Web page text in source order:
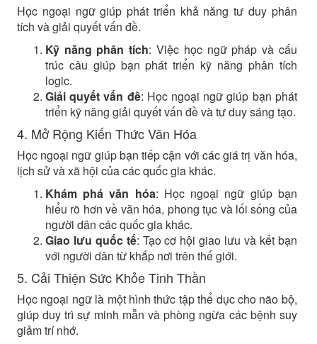
Học ngoại ngữ giúp phát triển khả năng tư duy phân
tích và giải quyết vấn đề.
Kỹ năng phân tích: Việc học ngữ pháp và cấu
trúc câu giúp bạn phát triển kỹ năng phân tích
logic.
Giải quyết vấn đề: Học ngoại ngữ giúp bạn phát
triển kỹ năng giải quyết vấn đề và tư duy sáng tạo.
4. Mở Rộng Kiến Thức Văn Hóa
Học ngoại ngữ giúp bạn tiếp cận với các giá trị văn hóa,
lịch sử và xã hội của các quốc gia khác.
Khám phá văn hóa: Học ngoại ngữ giúp bạn
hiểu rõ hơn về văn hóa, phong tục và lối sống của
người dân các quốc gia khác.
Giao lưu quốc tế: Tạo cơ hội giao lưu và kết bạn
với người dân từ khắp nơi trên thế giới.
5. Cải Thiện Sức Khỏe Tinh Thần
Học ngoại ngữ là một hình thức tập thể dục cho não bộ,
giúp duy trì sự minh mẫn và phòng ngừa các bệnh suy
giảm trí nhớ.